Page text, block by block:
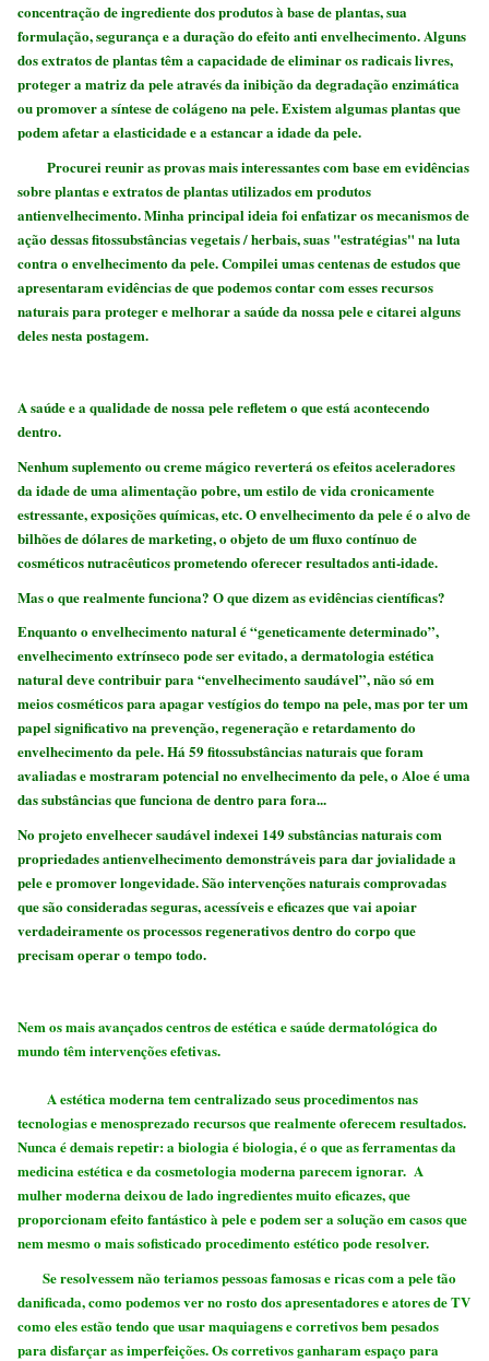
concentração de ingrediente dos produtos à base de plantas, sua
formulação, segurança e a duração do efeito anti envelhecimento. Alguns
dos extratos de plantas têm a capacidade de eliminar os radicais livres,
proteger a matriz da pele através da inibição da degradação enzimática
ou promover a síntese de colágeno na pele. Existem algumas plantas que
podem afetar a elasticidade e a estancar a idade da pele.
Procurei reunir as provas mais interessantes com base em evidências
sobre plantas e extratos de plantas utilizados em produtos
antienvelhecimento. Minha principal ideia foi enfatizar os mecanismos de
ação dessas fitossubstâncias vegetais / herbais, suas "estratégias" na luta
contra o envelhecimento da pele. Compilei umas centenas de estudos que
apresentaram evidências de que podemos contar com esses recursos
naturais para proteger e melhorar a saúde da nossa pele e citarei alguns
deles nesta postagem.
A saúde e a qualidade de nossa pele refletem o que está acontecendo
dentro.
Nenhum suplemento ou creme mágico reverterá os efeitos aceleradores
da idade de uma alimentação pobre, um estilo de vida cronicamente
estressante, exposições químicas, etc. O envelhecimento da pele é o alvo de
bilhões de dólares de marketing, o objeto de um fluxo contínuo de
cosméticos nutracêuticos prometendo oferecer resultados anti-idade.
Mas o que realmente funciona? O que dizem as evidências científicas?
Enquanto o envelhecimento natural é “geneticamente determinado”,
envelhecimento extrínseco pode ser evitado, a dermatologia estética
natural deve contribuir para “envelhecimento saudável”, não só em
meios cosméticos para apagar vestígios do tempo na pele, mas por ter um
papel significativo na prevenção, regeneração e retardamento do
envelhecimento da pele. Há 59 fitossubstâncias naturais que foram
avaliadas e mostraram potencial no envelhecimento da pele, o Aloe é uma
das substâncias que funciona de dentro para fora...
No projeto envelhecer saudável indexei 149 substâncias naturais com
propriedades antienvelhecimento demonstráveis para dar jovialidade a
pele e promover longevidade. São intervenções naturais comprovadas
que são consideradas seguras, acessíveis e eficazes que vai apoiar
verdadeiramente os processos regenerativos dentro do corpo que
precisam operar o tempo todo.
Nem os mais avançados centros de estética e saúde dermatológica do
mundo têm intervenções efetivas.
A estética moderna tem centralizado seus procedimentos nas
tecnologias e menosprezado recursos que realmente oferecem resultados.
Nunca é demais repetir: a biologia é biologia, é o que as ferramentas da
medicina estética e da cosmetologia moderna parecem ignorar. A
mulher moderna deixou de lado ingredientes muito eficazes, que
proporcionam efeito fantástico à pele e podem ser a solução em casos que
nem mesmo o mais sofisticado procedimento estético pode resolver.
Se resolvessem não teriamos pessoas famosas e ricas com a pele tão
danificada, comopodemos ver no rosto dos apresentadores e atores de TV
como eles estão tendo que usar maquiagens e corretivos bem pesados
para disfarçar as imperfeições.Os corretivos ganharam espaço para